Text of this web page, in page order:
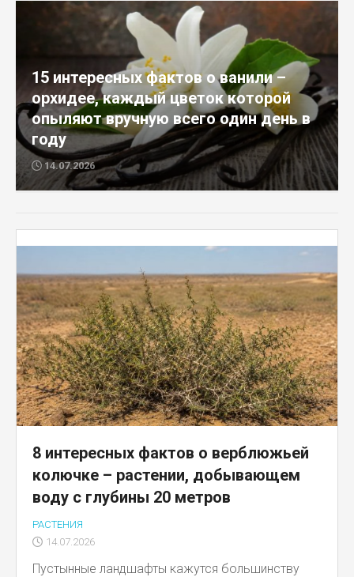
15 интересных фактов о ванили –
орхидее, каждый цветок которой
опыляют вручную всего один день в
году
14.07.2026
8 интересных фактов о верблюжьей
колючке – растении, добывающем
воду с глубины 20 метров
РАСТЕНИЯ
14.07.2026
Пустынные ландшафты кажутся большинству